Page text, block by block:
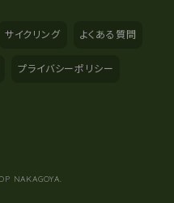
サイクリング よくある質問
プライバシーポリシー
NAKAGOYA.